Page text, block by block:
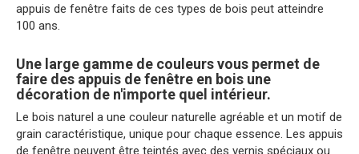
appuis de fenêtre faits de ces types de bois peut atteindre
100 ans.
Une large gamme de couleurs vous permet de
faire des appuis de fenêtre en bois une
décoration de n'importe quel intérieur.
Le bois naturel a une couleur naturelle agréable et un motif de
grain caractéristique, unique pour chaque essence. Les appuis
de fenêtre peuvent être teintés avec des vernis spéciaux ou